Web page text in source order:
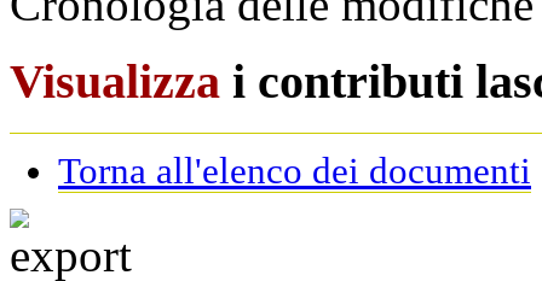
Visualizza i contributi
Torna all'elenco dei documenti